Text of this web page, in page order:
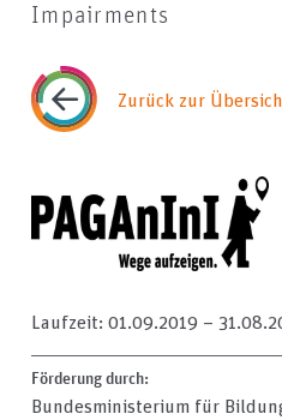
Impairments
Zurück zur
Laufzeit: 01.09.2019 –
Förderung durch:
Bundesministerium für